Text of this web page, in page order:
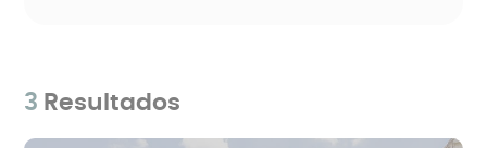
3 Resultados